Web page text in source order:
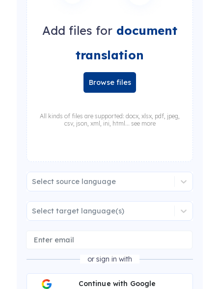
Add files for document
translation
Browse files
All kinds of files are supported: docx, xlsx, pdf, jpeg,
csv, json, xml, ini, html... see more
Select source language
Select target language(s)
or sign in with
Continue with Google